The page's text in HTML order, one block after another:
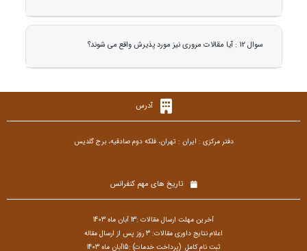
سوال 12 : آیا مقالات مروری نیز مورد پذیرش واقع می شوند؟
آدرس
دفتر مرکزی : ایران : تهران، فلکه دوم صادقیه، برج گلدیس
تاریخ های مهم کنفرانس
آخرین مهلت ارسال مقالات :13 آبان ماه 1403
اعلام نتایج داوری مقالات: 3 روز پس از ارسال مقاله
ثبت نام کامل (پرداخت خدمات) :15آبان ماه 1403